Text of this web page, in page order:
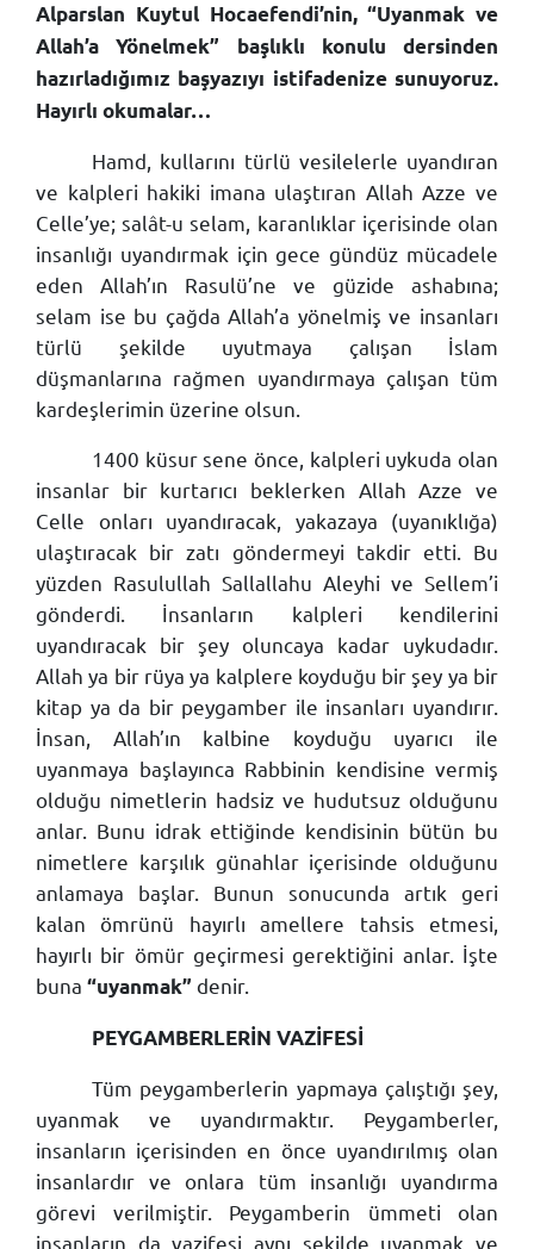
Alparslan Kuytul Hocaefendi’nin, “Uyanmak ve
Allah’a Yönelmek” başlıklı konulu dersinden
hazırladığımız başyazıyı istifadenize sunuyoruz.
Hayırlı okumalar…
Hamd, kullarını türlü vesilelerle uyandıran
ve kalpleri hakiki imana ulaştıran Allah Azze ve
Celle’ye; salât-u selam, karanlıklar içerisinde olan
insanlığı uyandırmak için gece gündüz mücadele
eden Allah’ın Rasulü’ne ve güzide ashabına;
selam ise bu çağda Allah’a yönelmiş ve insanları
türlü şekilde uyutmaya çalışan İslam
düşmanlarına rağmen uyandırmaya çalışan tüm
kardeşlerimin üzerine olsun.
1400 küsur sene önce, kalpleri uykuda olan
insanlar bir kurtarıcı beklerken Allah Azze ve
Celle onları uyandıracak, yakazaya (uyanıklığa)
ulaştıracak bir zatı göndermeyi takdir etti. Bu
yüzden Rasulullah Sallallahu Aleyhi ve Sellem’i
gönderdi. İnsanların kalpleri kendilerini
uyandıracak bir şey oluncaya kadar uykudadır.
Allah ya bir rüya ya kalplere koyduğu bir şey ya bir
kitap ya da bir peygamber ile insanları uyandırır.
İnsan, Allah’ın kalbine koyduğu uyarıcı ile
uyanmaya başlayınca Rabbinin kendisine vermiş
olduğu nimetlerin hadsiz ve hudutsuz olduğunu
anlar. Bunu idrak ettiğinde kendisinin bütün bu
nimetlere karşılık günahlar içerisinde olduğunu
anlamaya başlar. Bunun sonucunda artık geri
kalan ömrünü hayırlı amellere tahsis etmesi,
hayırlı bir ömür geçirmesi gerektiğini anlar. İşte
buna “uyanmak” denir.
PEYGAMBERLERİN VAZİFESİ
Tüm peygamberlerin yapmaya çalıştığı şey,
uyanmak ve uyandırmaktır. Peygamberler,
insanların içerisinden en önce uyandırılmış olan
insanlardır ve onlara tüm insanlığı uyandırma
görevi verilmiştir. Peygamberin ümmeti olan
insanların da vazifesi aynı şekilde uyanmak ve